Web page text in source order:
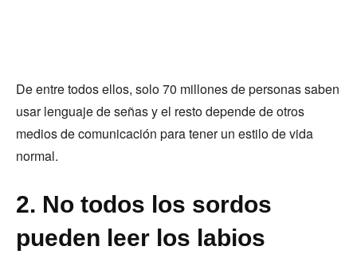
De entre todos ellos, solo 70 millones de personas saben
usar lenguaje de señas y el resto depende de otros
medios de comunicación para tener un estilo de vida
normal.
2. No todos los sordos
pueden leer los labios